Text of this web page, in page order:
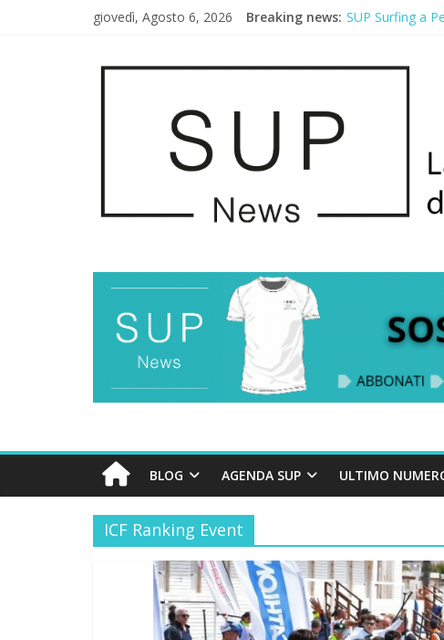
giovedì, Agosto 6, 2026 Breaking news: SUP Surfing a
BLOG AGENDA SUP ULTIMO
ICF Ranking Event